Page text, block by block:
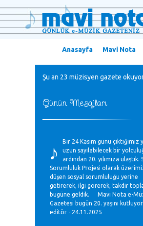
Anasayfa Mavi Nota
Şu an 23 müzisyen gazete
Günün Mesajları
♪
Bir 24 Kasım günü çıktığımız
uzun sayılabilecek bir
ardından 20. yılımıza ulaştık.
Sorumluluk Projesi olarak
düşen sosyal sorumluluğu yerine
getirerek, ilgi görerek, takdir
bugüne geldik. Mavi Nota e-
Gazetesi bugün 20. yaşını kutluyor.
editör - 24.11.2025